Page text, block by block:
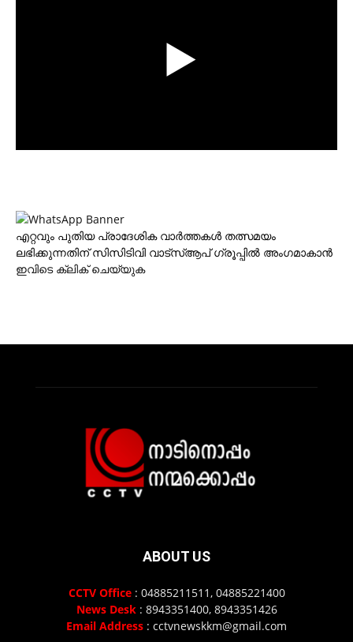
എറ്റവും പുതിയ പ്രാദേശിക വാര്‍ത്തകള്‍ തത്സമയം
ലഭിക്കുന്നതിന് സിസിടിവി വാട്‌സ്ആപ് ഗ്രൂപ്പില്‍ അംഗമാകാന്‍
ഇവിടെ ക്ലിക് ചെയ്യുക
ABOUT US
CCTV Office: 04885211511, 04885221400
News Desk: 8943351400, 8943351426
Email Address : cctvnewskkm@gmail.com